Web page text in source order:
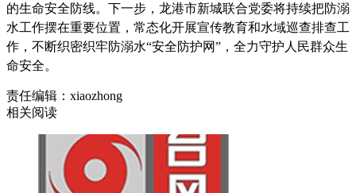
的生命安全防线。下一步，龙港市新城联合党委将持续把防溺
水工作摆在重要位置，常态化开展宣传教育和水域巡查排查工
作，不断织密织牢防溺水“安全防护网”，全力守护人民群众生
命安全。
责任编辑：xiaozhong
相关阅读